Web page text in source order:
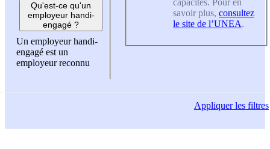
Qu'est-ce qu'un
employeur handi-
engagé ?
Un employeur handi-
engagé est un
employeur reconnu
savoir plus, consultez
le site de l’UNEA.
Appliquerles filtres